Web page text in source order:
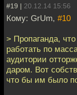
#19 | 20.12.14 15:56
Кому: GrUm, #10
> Пропаганда,
работать по
аудитории
даром. Вот
что бы им было